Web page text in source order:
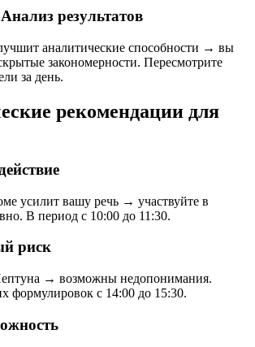
результатов
аналитические способности → вы
закономерности. Пересмотрите
за день.
рекомендации для
усилит вашу речь → участвуйте в
В период с 10:00 до 11:30.
риск
→ возможны недопонимания.
формулировок с 14:00 до 15:30.